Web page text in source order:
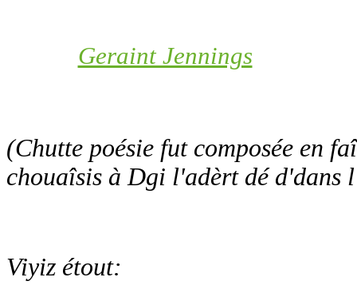
Geraint Jennings
(Chutte poésie fut composée en
chouaîsis à Dgi l'adèrt dé d'dans
Viyiz étout: